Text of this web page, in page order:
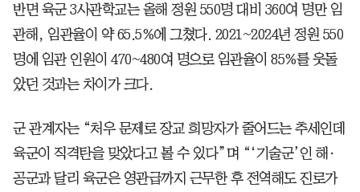
반면 육군 3사관학교는 올해 정원 550명 대비 360여 명만 임
관해, 임관율이 약 65.5%에 그쳤다. 2021~2024년 정원 550
명에 임관 인원이 470~480여 명으로 임관율이 85%를 웃돌
았던 것과는 차이가 크다.
군 관계자는 “처우 문제로 장교 희망자가 줄어드는 추세인데
육군이 직격탄을 맞았다고 볼 수 있다”며 “‘기술군’인 해·
공군과 달리 육군은 영관급까지 근무한 후 전역해도 진로가